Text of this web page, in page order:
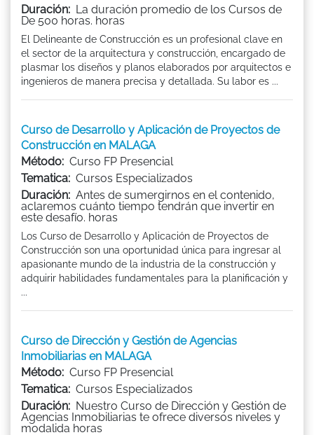
Duración: La duración promedio de los Cursos de
De 500 horas. horas
El Delineante de Construcción es un profesional clave en
el sector de la arquitectura y construcción, encargado de
plasmar los diseños y planos elaborados por arquitectos e
ingenieros de manera precisa y detallada. Su labor es ...
Curso de Desarrollo y Aplicación de Proyectos de
Construcción en MALAGA
Método: Curso FP Presencial
Tematica: Cursos Especializados
Duración: Antes de sumergirnos en el contenido,
aclaremos cuánto tiempo tendrán que invertir en
este desafío. horas
Los Curso de Desarrollo y Aplicación de Proyectos de
Construcción son una oportunidad única para ingresar al
apasionante mundo de la industria de la construcción y
adquirir habilidades fundamentales para la planificación y
...
Curso de Dirección y Gestión de Agencias
Inmobiliarias en MALAGA
Método: Curso FP Presencial
Tematica: Cursos Especializados
Duración: Nuestro Curso de Dirección y Gestión de
Agencias Inmobiliarias te ofrece diversos niveles y
modalida horas